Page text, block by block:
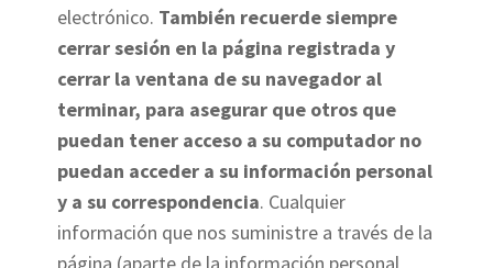
electrónico. También recuerde siempre
cerrar sesión en la página registrada y
cerrar la ventana de su navegador al
terminar, para asegurar que otros que
puedan tener acceso a su computador no
puedan acceder a su información personal
y a su correspondencia. Cualquier
información que nos suministre a través de la